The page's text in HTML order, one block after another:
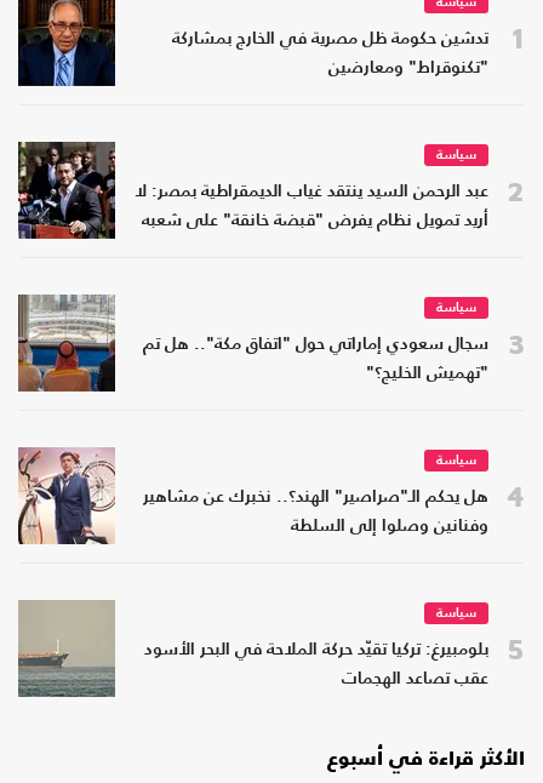
1
سياسة
تدشين حكومة ظل مصرية في الخارج بمشاركة
"تكنوقراط" ومعارضين
2
سياسة
عبد الرحمن السيد ينتقد غياب الديمقراطية بمصر: لا
أريد تمويل نظام يفرض "قبضة خانقة" على شعبه
3
سياسة
سجال سعودي إماراتي حول "اتفاق مكة".. هل تم
"تهميش الخليج؟"
4
سياسة
هل يحكم الـ"صراصير" الهند؟.. نخبرك عن مشاهير
وفنانين وصلوا إلى السلطة
5
سياسة
بلومبيرغ: تركيا تقيّد حركة الملاحة في البحر الأسود
عقب تصاعد الهجمات
الأكثر قراءة في أسبوع